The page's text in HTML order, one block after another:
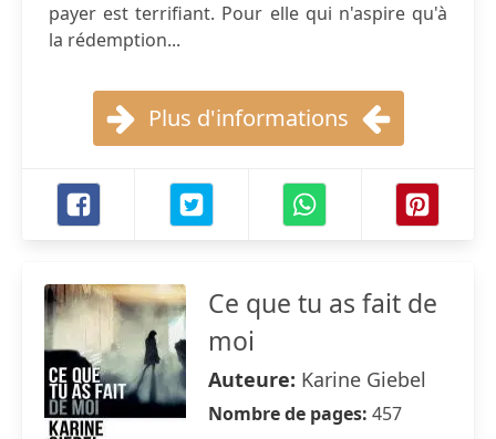
payer est terrifiant. Pour elle qui n'aspire qu'à
la rédemption...
Plus d'informations
Ce que tu as fait de
moi
Auteure: Karine Giebel
Nombre de pages: 457